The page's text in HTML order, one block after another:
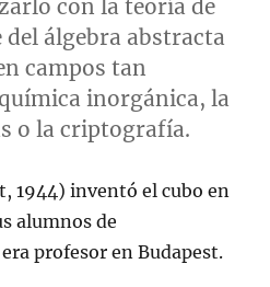
con la teoría de
álgebra abstracta
campos tan
inorgánica, la
o la criptografía.
1944) inventó el cubo en
alumnos de
profesor en Budapest.